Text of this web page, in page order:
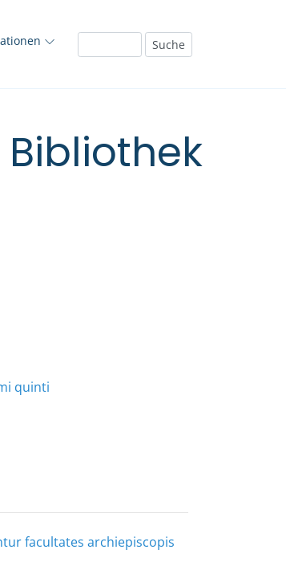
quinti
facultates archiepiscopis